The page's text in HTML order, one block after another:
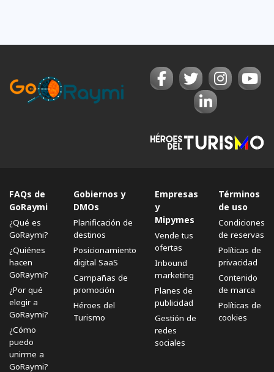
FAQs de
GoRaymi
¿Qué es
GoRaymi?
¿Quiénes
hacen
GoRaymi?
¿Por qué
elegir a
GoRaymi?
¿Cómo
puedo
unirme a
GoRaymi?
Gobiernos y
DMOs
Planificación de
destinos
Posicionamiento
digital SaaS
Campañas de
promoción
Héroes del
Turismo
Empresas
y
Mipymes
Vende tus
ofertas
Inbound
marketing
Planes de
publicidad
Gestión de
redes
sociales
Términos
de uso
Condiciones
de reservas
Políticas de
privacidad
Contenido
de marca
Políticas de
cookies